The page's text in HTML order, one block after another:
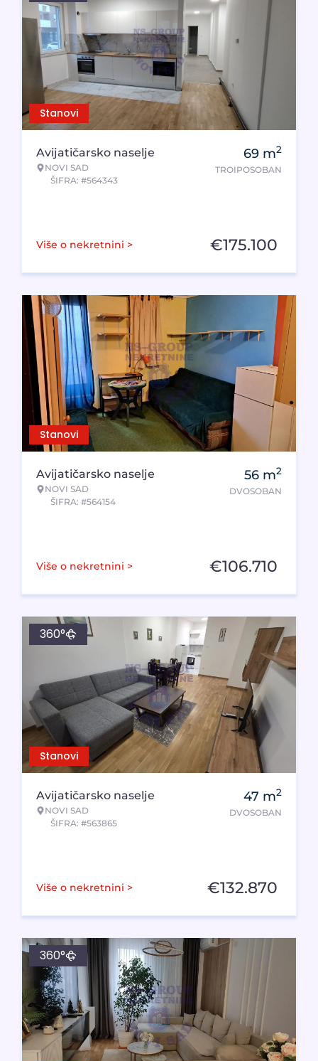
Stanovi
Avijatičarsko naselje
NOVI SAD
ŠIFRA: #564343
69 m2
TROIPOSOBAN
Više o nekretnini > €175.100
Stanovi
Avijatičarsko naselje
NOVI SAD
ŠIFRA: #564154
56 m2
DVOSOBAN
Više o nekretnini > €106.710
Stanovi
360°
Avijatičarsko naselje
NOVI SAD
ŠIFRA: #563865
47 m2
DVOSOBAN
Više o nekretnini > €132.870
360°